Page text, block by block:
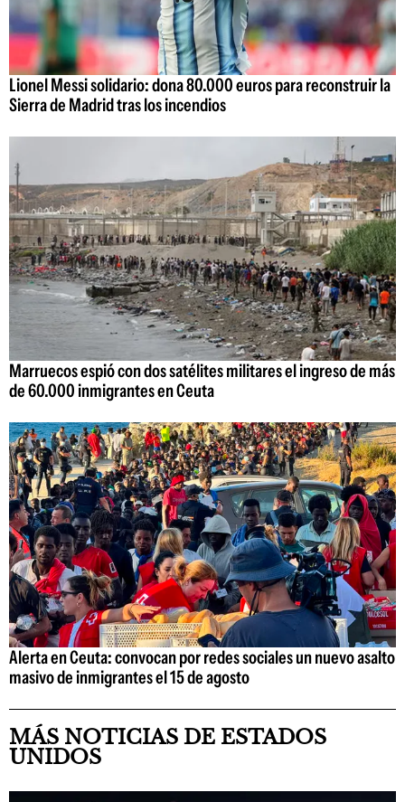
Lionel Messi solidario: dona 80.000 euros para reconstruir la
Sierra de Madrid tras los incendios
Marruecos espió con dos satélites militares el ingreso de más
de 60.000 inmigrantes en Ceuta
Alerta en Ceuta: convocan por redes sociales un nuevo asalto
masivo de inmigrantes el 15 de agosto
MÁS NOTICIAS DE ESTADOS
UNIDOS